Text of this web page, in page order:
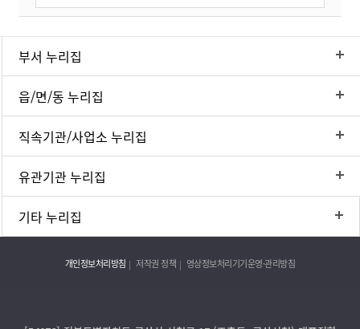
부서 누리집
읍/면/동 누리집
직속기관/사업소 누리집
유관기관 누리집
기타 누리집
개인정보처리방침 저작권 정책 영상정보처리기기운영·관리방침